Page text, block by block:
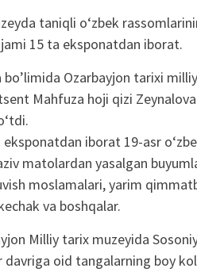
taniqli oʻzbek
15 ta eksponatdan iborat.
Ozarbayjon tarixi
Mahfuza hoji qizi
iborat 19-asr
matolardan yasalgan
moslamalari, yarim
va boshqalar.
Milliy tarix muzeyida
davriga oid tangalarning boy